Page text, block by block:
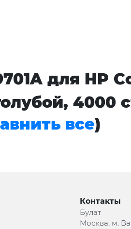
для HP
4000
все)
Контакты
Булат
Москва, м.